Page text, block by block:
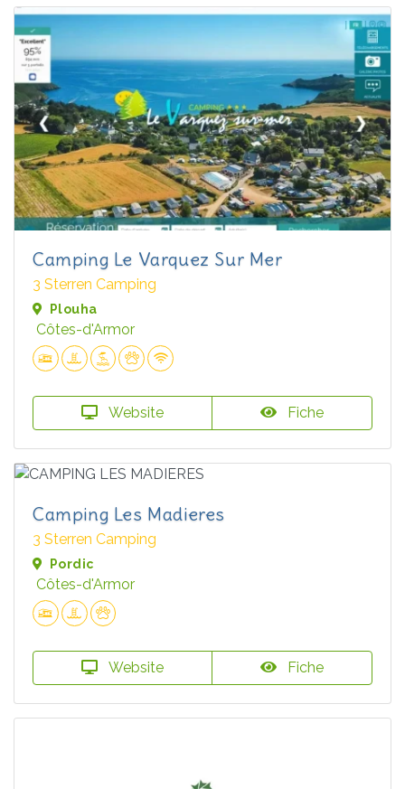
Camping Le Varquez Sur Mer
3 Sterren Camping
Plouha
Côtes-d'Armor
Website Fiche
Camping Les Madieres
3 Sterren Camping
Pordic
Côtes-d'Armor
Website Fiche